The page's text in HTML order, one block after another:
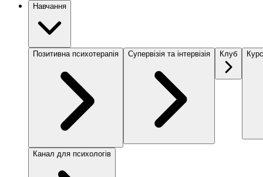
Навчання
Позитивна психотерапія Супервізія та інтервізія Клуб
Канал для психологів